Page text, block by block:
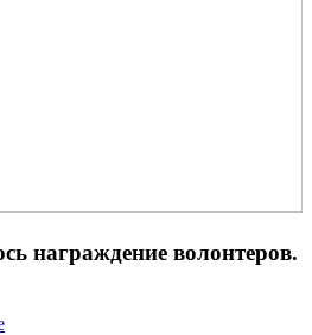
награждение волонтеров.